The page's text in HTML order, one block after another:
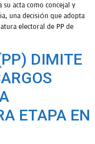
acta como concejal y
una decisión que adopta
electoral de PP de
DIMITE
ETAPA EN